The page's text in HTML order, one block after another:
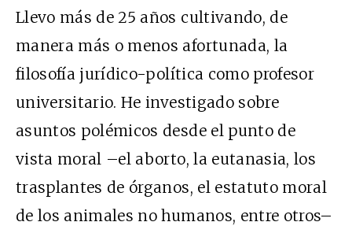
Llevo más de 25 años cultivando, de
manera más o menos afortunada, la
filosofía jurídico-política como profesor
universitario. He investigado sobre
asuntos polémicos desde el punto de
vista moral –el aborto, la eutanasia, los
trasplantes de órganos, el estatuto moral
de los animales no humanos, entre otros–